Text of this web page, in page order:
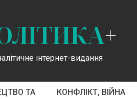
+
інтернет-видання
ТА
КОНФЛІКТ, ВІЙНА